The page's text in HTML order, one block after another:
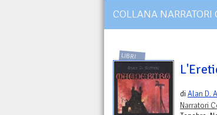
COLLANA NARRATORI
LIBRI
diAlan D.
Narratori